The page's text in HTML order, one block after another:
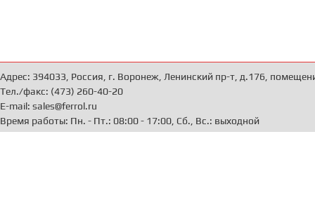
Адрес: 394033, Россия, г. Воронеж, Ленинский пр-т, д.176,
Тел./факс: (473) 260-40-20
E-mail: sales@ferrol.ru
Время работы: Пн. - Пт.: 08:00 - 17:00, Сб., Вс.: выходной